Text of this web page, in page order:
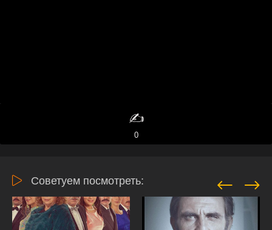
✍️
0
Советуем посмотреть: